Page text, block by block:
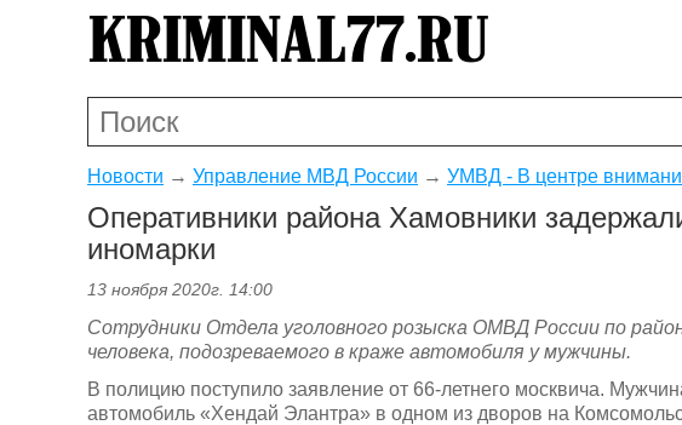
Новости → Управление МВД России → УМВД - В центре
Оперативники района Хамовники
иномарки
13 ноября 2020г. 14:00
Сотрудники Отдела уголовного розыска ОМВД России по
человека, подозреваемого в краже автомобиля у мужчины.
В полицию поступило заявление от 66-летнего москвича.
автомобиль «Хендай Элантра» в одном из дворов на